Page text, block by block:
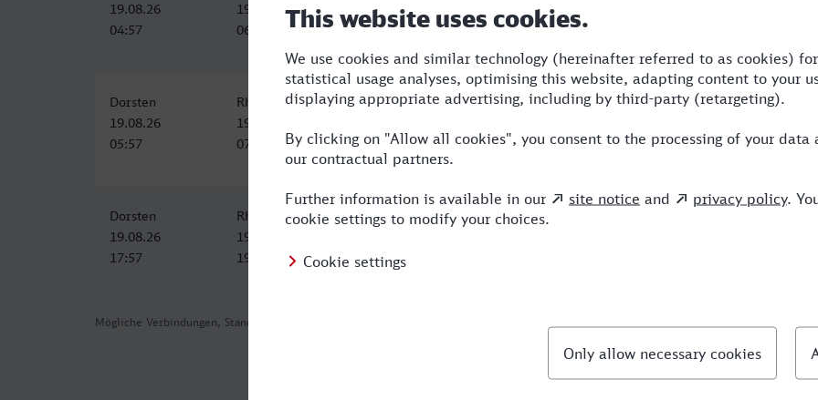
Mögliche Verbindungen, Stand: 2026-08-05 07:23
19.08.26
04:57
19.08.26
06:53
Dorsten
19.08.26
05:57
Rheydt Hbf
19.08.26
07:53
1:56 2 RRB,RE,NX
Dorsten
19.08.26
17:57
Rheydt Hbf
19.08.26
19:53
1:56 2